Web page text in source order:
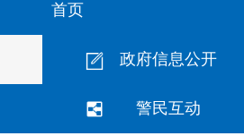
首页
政府信息公开
警民互动